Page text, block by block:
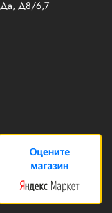
Д8/6,7